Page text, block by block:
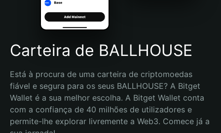
Português (Brasil)
Español (Argentina)
Carteira de BALLHOUSE
Está à procura de uma carteira de criptomoedas
fiável e segura para os seus BALLHOUSE? A Bitget
Wallet é a sua melhor escolha. A Bitget Wallet conta
com a confiança de 40 milhões de utilizadores e
permite-lhe explorar livremente a Web3. Comece já a